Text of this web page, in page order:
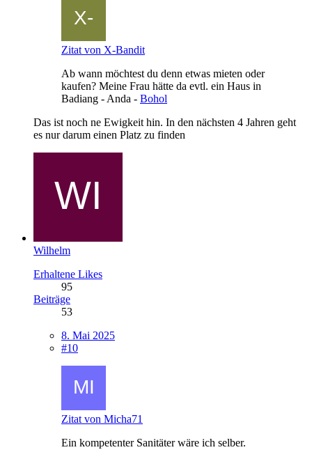
Zitat von X-Bandit
Ab wann möchtest du denn etwas mieten oder
kaufen? Meine Frau hätte da evtl. ein Haus in
Badiang - Anda - Bohol
Das ist noch ne Ewigkeit hin. In den nächsten 4 Jahren geht
es nur darum einen Platz zu finden
Wilhelm
Erhaltene Likes
95
Beiträge
53
8. Mai 2025
#10
Zitat von Micha71
Ein kompetenter Sanitäter wäre ich selber.